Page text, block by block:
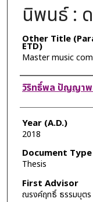
นิพนธ์ :
Other Title
ETD)
Master music
Author
วิริทธิ์พล ปัญญา
Year (A.D.)
2018
Document Type
Thesis
First Advisor
ณรงค์ฤทธิ์ ธรรมบุตร